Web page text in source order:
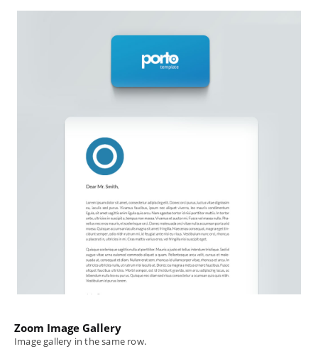
Zoom Image Gallery
Image gallery in the same row.